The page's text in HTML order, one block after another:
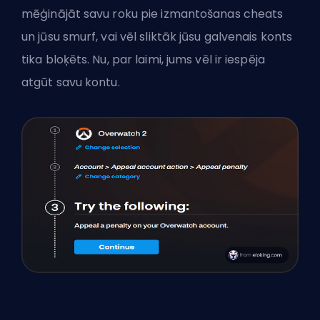
mēģinājāt savu roku pie izmantošanas cheats
un jūsu smurf, vai vēl sliktāk jūsu galvenais konts
tika bloķēts. Nu, par laimi, jums vēl ir iespēja
atgūt savu kontu.